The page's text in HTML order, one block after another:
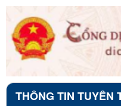
THÔNG TIN TUYÊN